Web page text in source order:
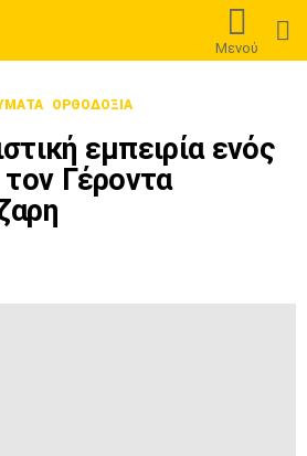
Μενού
ΟΡΘΟΔΟΞΊΑ
εμπειρία ενός
Γέροντα